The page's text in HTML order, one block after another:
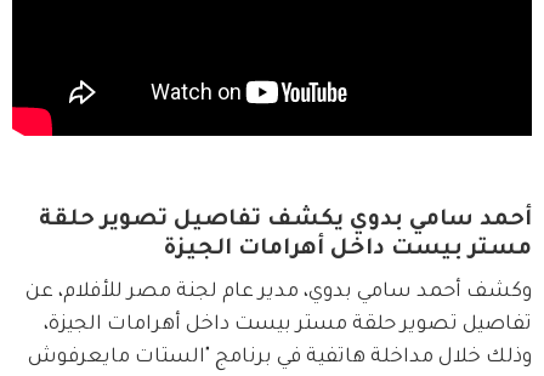
أحمد سامي بدوي يكشف تفاصيل تصوير حلقة
مستر بيست داخل أهرامات الجيزة
وكشف أحمد سامي بدوي، مدير عام لجنة مصر للأفلام، عن
تفاصيل تصوير حلقة مستر بيست داخل أهرامات الجيزة،
وذلك خلال مداخلة هاتفية في برنامج "الستات مايعرفوش